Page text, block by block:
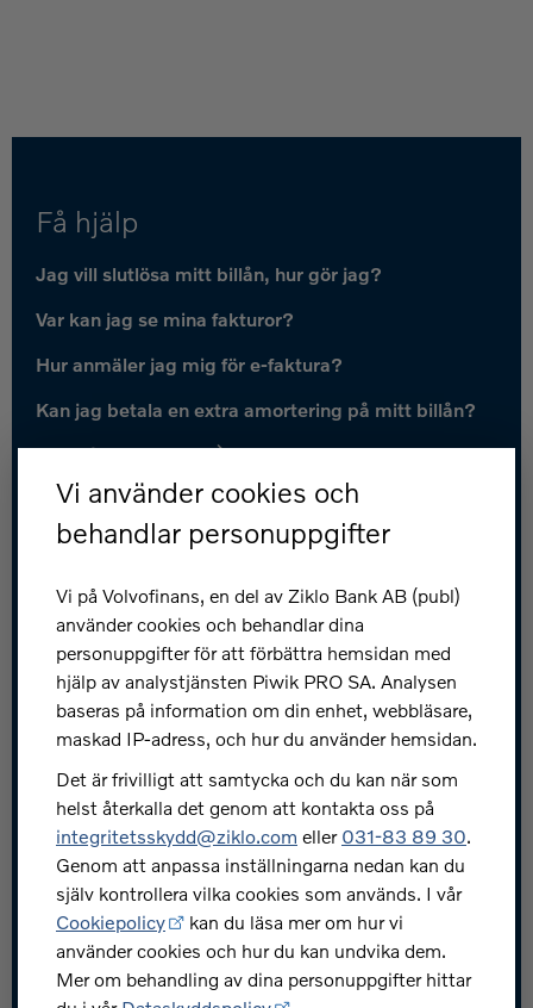
Få hjälp
Jag vill slutlösa mitt billån, hur gör jag?
Var kan jag se mina fakturor?
Hur anmäler jag mig för e-faktura?
Kan jag betala en extra amortering på mitt billån?
Fler frågor och svar
Kundservice
Kontakta oss
Snabblänkar
Jobba hos oss
Press och nyheter
Skydda dig mot bedrägerier
Investerarrelationer
Ziklo utvecklarportal
Vi använder cookies och
behandlar personuppgifter
Vi på Volvofinans, en del av Ziklo Bank AB (publ)
använder cookies och behandlar dina
personuppgifter för att förbättra hemsidan med
hjälp av analystjänsten Piwik PRO SA. Analysen
baseras på information om din enhet, webbläsare,
maskad IP-adress, och hur du använder hemsidan.
Det är frivilligt att samtycka och du kan när som
helst återkalla det genom att kontakta oss på
integritetsskydd@ziklo.com eller 031-83 89 30.
Genom att anpassa inställningarna nedan kan du
själv kontrollera vilka cookies som används. I vår
Cookiepolicy
kan du läsa mer om hur vi
använder cookies och hur du kan undvika dem.
Mer om behandling av dina personuppgifter hittar